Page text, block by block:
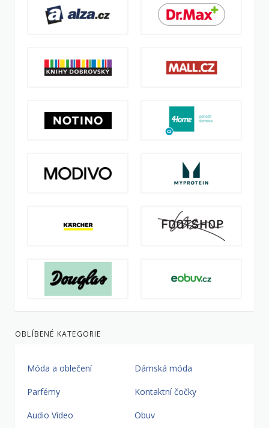
OBLÍBENÉ KATEGORIE
Móda a oblečení Dámská móda
Parfémy Kontaktní čočky
Audio Video Obuv